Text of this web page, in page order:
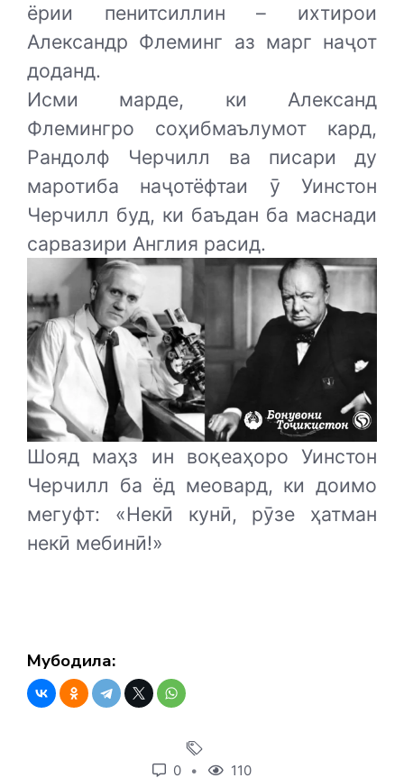
ёрии пенитсиллин – ихтирои
Александр Флеминг аз марг наҷот
доданд.
Исми марде, ки Александ
Флемингро соҳибмаълумот кард,
Рандолф Черчилл ва писари ду
маротиба наҷотёфтаи ӯ Уинстон
Черчилл буд, ки баъдан ба маснади
сарвазири Англия расид.
Шояд маҳз ин воқеаҳоро Уинстон
Черчилл ба ёд меовард, ки доимо
мегуфт: «Некӣ кунӣ, рӯзе ҳатман
некӣ мебинӣ!»
Мубодила:
0 110